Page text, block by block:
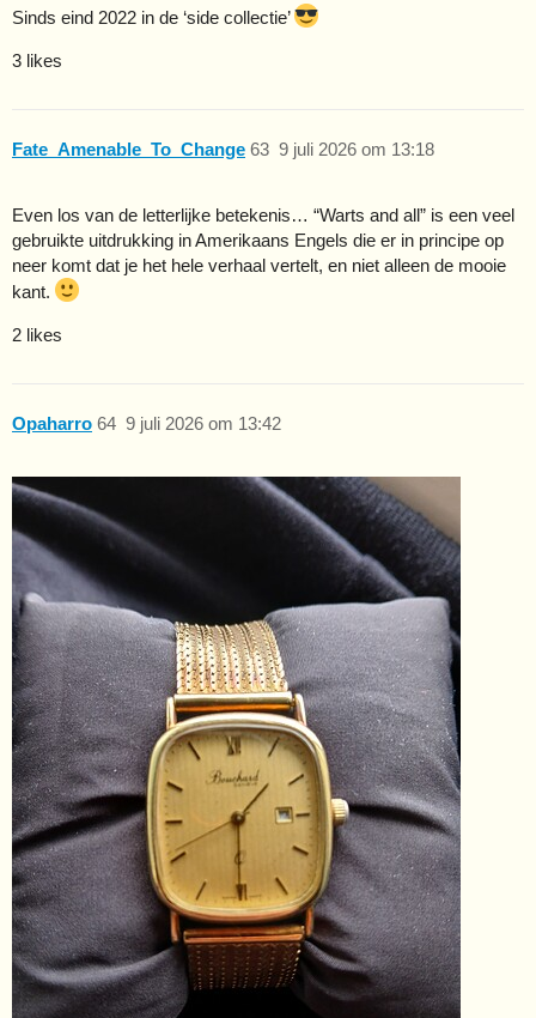
Sinds eind 2022 in de ‘side collectie’
3 likes
Fate_Amenable_To_Change 9 juli 2026 om 13:18
63
Even los van de letterlijke betekenis… “Warts and all” is een veel
gebruikte uitdrukking in Amerikaans Engels die er in principe op
neer komt dat je het hele verhaal vertelt, en niet alleen de mooie
kant.
2 likes
Opaharro 9 juli 2026 om 13:42
64